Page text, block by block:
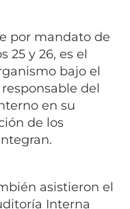
por mandato de
25 y 26, es el
bajo el
del
en su
de los
asistieron el
Interna